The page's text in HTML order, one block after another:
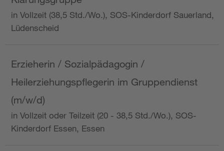
in Vollzeit (38,5 Std./Wo.), SOS-Kinderdorf Sauerland,
Lüdenscheid
Erzieherin / Sozialpädagogin /
Heilerziehungspflegerin im Gruppendienst
(m/w/d)
in Vollzeit oder Teilzeit (20 - 38,5 Std./Wo.), SOS-
Kinderdorf Essen, Essen